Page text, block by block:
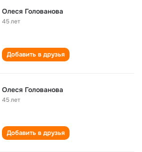
Олеся Голованова
45 лет
Добавить в друзья
Олеся Голованова
45 лет
Добавить в друзья